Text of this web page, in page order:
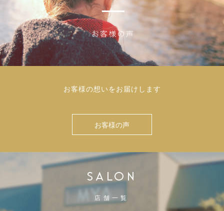
お客様の想いをお届けします
お客様の声
SALON
店舗一覧